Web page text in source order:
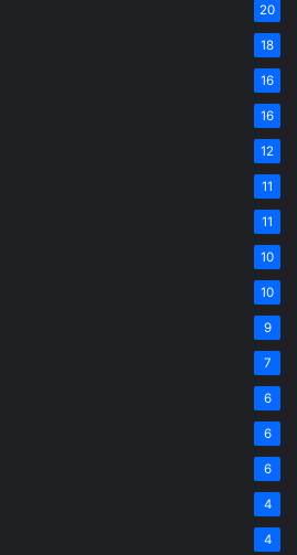
20
18
16
16
12
11
11
10
10
9
7
6
6
6
4
4